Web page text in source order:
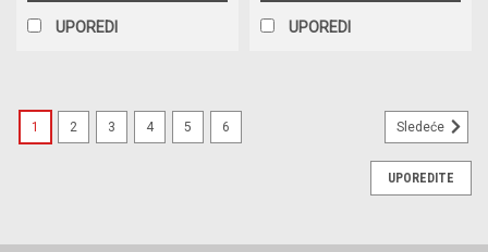
16v,Vectra A/Calibra/Omega
UPOREDI UPOREDI
1 2 3 4 5 6 Sledeće
UPOREDITE